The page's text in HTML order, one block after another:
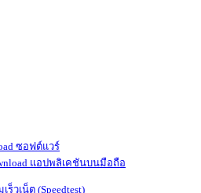
ซอฟต์แวร์
แอปพลิเคชันบนมือถือ
ร็วเน็ต (Speedtest)